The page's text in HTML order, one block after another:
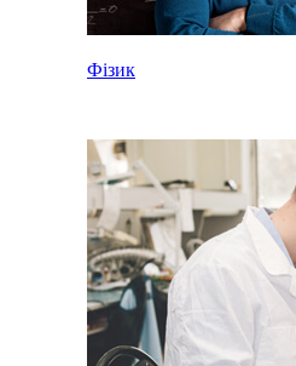
Фізик